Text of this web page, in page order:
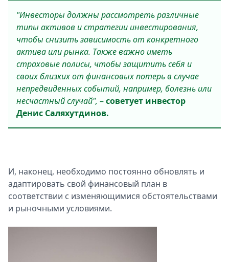
"Инвесторы должны рассмотреть различные
типы активов и стратегии инвестирования,
чтобы снизить зависимость от конкретного
актива или рынка. Также важно иметь
страховые полисы, чтобы защитить себя и
своих близких от финансовых потерь в случае
непредвиденных событий, например, болезнь или
несчастный случай", –советует инвестор
Денис Саляхутдинов.
И, наконец, необходимо постоянно обновлять и
адаптировать свой финансовый план в
соответствии с изменяющимися обстоятельствами
и рыночными условиями.